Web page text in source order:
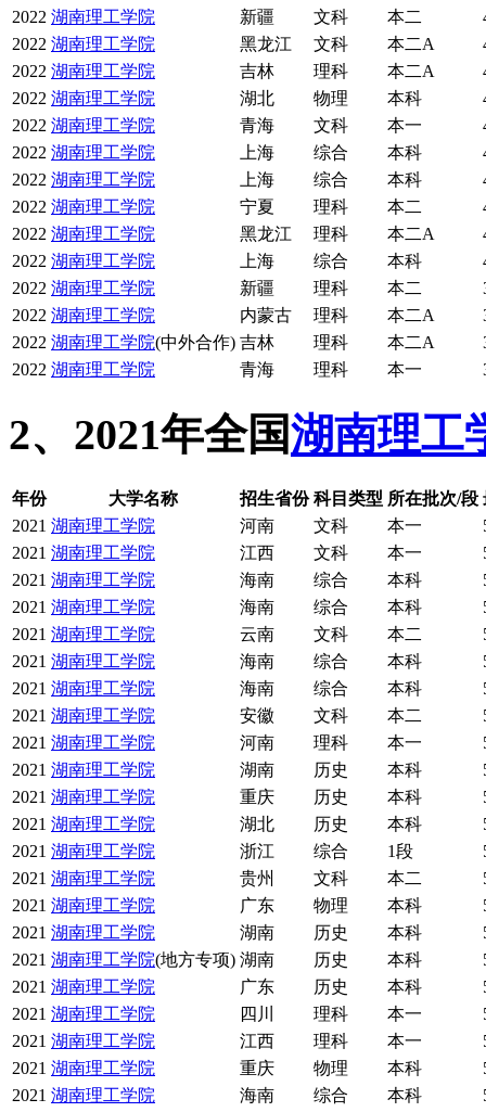
2022 湖南理工学院 新疆 文科 本二
2022 湖南理工学院 黑龙江 文科 本二A
2022 湖南理工学院 吉林 理科 本二A
2022 湖南理工学院 湖北 物理 本科
2022 湖南理工学院 青海 文科 本一
2022 湖南理工学院 上海 综合 本科
2022 湖南理工学院 上海 综合 本科
2022 湖南理工学院 宁夏 理科 本二
2022 湖南理工学院 黑龙江 理科 本二A
2022 湖南理工学院 上海 综合 本科
2022 湖南理工学院 新疆 理科 本二
2022 湖南理工学院 内蒙古 理科 本二A
2022 湖南理工学院(中外合作) 吉林 理科 本二A
2022 湖南理工学院 青海 理科 本一
2、2021年全国湖南理工
年份 大学名称 招生省份 科目类型 所在批次/段
2021 湖南理工学院 河南 文科 本一
2021 湖南理工学院 江西 文科 本一
2021 湖南理工学院 海南 综合 本科
2021 湖南理工学院 海南 综合 本科
2021 湖南理工学院 云南 文科 本二
2021 湖南理工学院 海南 综合 本科
2021 湖南理工学院 海南 综合 本科
2021 湖南理工学院 安徽 文科 本二
2021 湖南理工学院 河南 理科 本一
2021 湖南理工学院 湖南 历史 本科
2021 湖南理工学院 重庆 历史 本科
2021 湖南理工学院 湖北 历史 本科
2021 湖南理工学院 浙江 综合 1段
2021 湖南理工学院 贵州 文科 本二
2021 湖南理工学院 广东 物理 本科
2021 湖南理工学院 湖南 历史 本科
2021 湖南理工学院(地方专项) 湖南 历史 本科
2021 湖南理工学院 广东 历史 本科
2021 湖南理工学院 四川 理科 本一
2021 湖南理工学院 江西 理科 本一
2021 湖南理工学院 重庆 物理 本科
2021 湖南理工学院 海南 综合 本科